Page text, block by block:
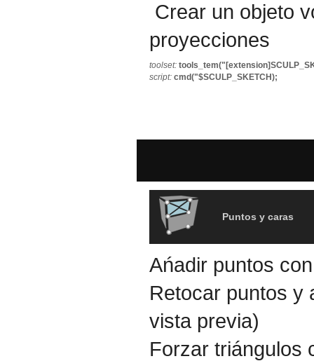
Crear un objeto
proyecciones
toolset:
script: cmd("$SCULP_SKETCH);
Puntos y caras
Ańadir puntos
Retocar puntos y
vista previa)
Forzar triángulos